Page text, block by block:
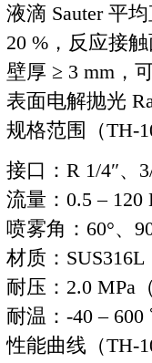
液滴 Sauter 平
20 %，反应接
壁厚 ≥ 3 mm，
表面电解抛光
规格范围（TH-
接口：R 1/4″、
流量：0.5 – 120
喷雾角：60°、
材质：
耐压：2.0 MPa
耐温：-40 –
性能曲线（TH-